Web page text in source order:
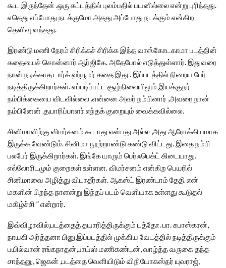
கூட இருந்தேன் .ஒரு கட்டத்தில் புலம்பதில் பயனில்லை என்று புரிந்தது.
எதெது எப்போது நடக்குமோ அதது அப்போது நடக்கும் என்கிற
தெளிவு வந்தது.
இரண்டு மணி நேரம் சிரிக்கச் சிரிக்க இந்த வாஸ்கோடகாமா படத்தின்
கதையைச் சொன்னார் ஆர்ஜிகே. அதேபோல் எடுத்துள்ளார். இதுவரை
நான் நடிக்காத டார்க் ஹ்யூமர் கதை இது . இப்படத்தில் நிறைய பேர்
நடித்திருக்கிறார்கள். எப்படிப்பட்ட சூழ்நிலையிலும் இயக்குநர்
நம்பிக்கையை விடவில்லை .என்னை அவர் நம்பினார் ,அவரை நான்
நம்பினேன் .தயாரிப்பாளர் எந்தக் குறையும் வைக்கவில்லை.
சினிமாவிற்கு விமர்சனம் கூடாது என்பது அல்ல ,அது ஆரோக்கியமாக
இருக்க வேண்டும். சினிமா நூற்றாண்டு கண்டு விட்டது. இதை நம்பி
பலபேர் இருக்கிறார்கள். இங்கே யாரும் பெர்ஃபெக்ட் கிடையாது.
எல்லோரிடமும் குறைகள் உள்ளன. விமர்சனம் என்கிற பெயரில்
சினிமாவை அழித்து விடாதீர்கள். ஆகஸ்ட் இரண்டாம் தேதி என்
மகளின் பிறந்த நாளன்று இந்தப் படம் வெளியாக உள்ளது கூடுதல்
மகிழ்ச்சி ” என்றார்.
இவ்விழாவில்,படத்தைத் தயாரித்திருக்கும் டத்தோ. பா. சுபாஸ்கரன்,
நாயகி அர்த்தனா பினு,இப்படத்தில் முக்கிய வேடத்தில் நடித்திருக்கும்
பயில்வான் ரங்கநாதன்,பாய்ஸ் மணிகண்டன், வாழ்த்த வருகை தந்த
சாந்தனு, ஜெகன் ,படத்தை வெளியிடும் விநியோகஸ்தர் யுவராஜ்,